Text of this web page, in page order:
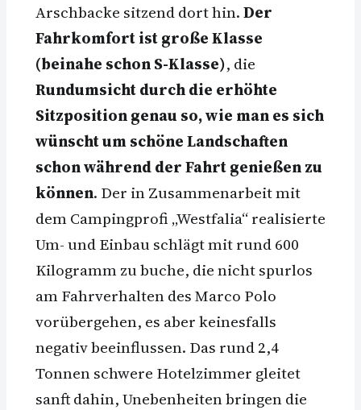
Arschbacke sitzend dort hin.Der
Fahrkomfort ist große Klasse
(beinahe schon S-Klasse), die
Rundumsicht durch die erhöhte
Sitzposition genau so, wie man es sich
wünscht um schöne Landschaften
schon während der Fahrt genießen zu
können. Der in Zusammenarbeit mit
dem Campingprofi „Westfalia“ realisierte
Um- und Einbau schlägt mit rund 600
Kilogramm zu buche, die nicht spurlos
am Fahrverhalten des Marco Polo
vorübergehen, es aber keinesfalls
negativ beeinflussen. Das rund 2,4
Tonnen schwere Hotelzimmer gleitet
sanft dahin, Unebenheiten bringen die